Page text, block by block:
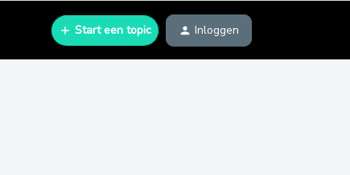
Start een topic Inloggen